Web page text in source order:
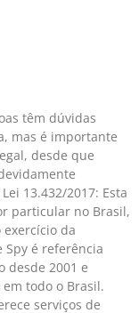
têm dúvidas
mas é importante
desde que
13.432/2017: Esta
particular no Brasil,
da
Spy é referência
desde 2001 e
todo o Brasil.
serviços de